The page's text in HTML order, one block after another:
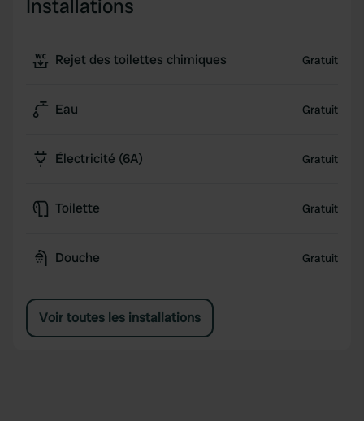
Installations
Rejet des toilettes chimiques Gratuit
Eau Gratuit
Électricité (6A) Gratuit
Toilette Gratuit
Douche Gratuit
Voir toutes les installations